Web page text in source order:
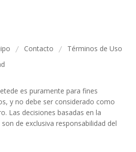
/ Contacto / Términos de Uso
es puramente para fines
y no debe ser considerado como
Las decisiones basadas en la
de exclusiva responsabilidad del